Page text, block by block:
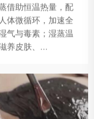
借助恒温热量，配
体微循环，加速全
气与毒素；湿蒸温
养皮肤、…